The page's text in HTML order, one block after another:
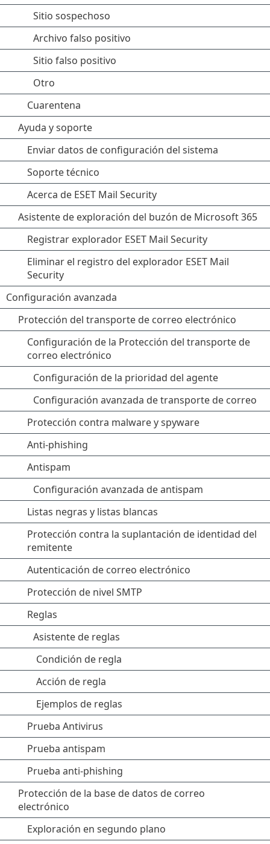
Sitio sospechoso
Archivo falso positivo
Sitio falso positivo
Otro
Cuarentena
Ayuda y soporte
Enviar datos de configuración del sistema
Soporte técnico
Acerca de ESET Mail Security
Asistente de exploración del buzón de Microsoft 365
Registrar explorador ESET Mail Security
Eliminar el registro del explorador ESET Mail
Security
Configuración avanzada
Protección del transporte de correo electrónico
Configuración de la Protección del transporte de
correo electrónico
Configuración de la prioridad del agente
Configuración avanzada de transporte de correo
Protección contra malware y spyware
Anti-phishing
Antispam
Configuración avanzada de antispam
Listas negras y listas blancas
Protección contra la suplantación de identidad del
remitente
Autenticación de correo electrónico
Protección de nivel SMTP
Reglas
Asistente de reglas
Condición de regla
Acción de regla
Ejemplos de reglas
Prueba Antivirus
Prueba antispam
Prueba anti-phishing
Protección de la base de datos de correo
electrónico
Exploración en segundo plano